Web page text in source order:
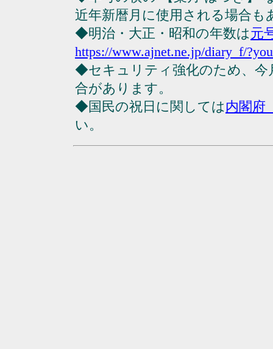
近年新暦月に使用される場合も
◆明治・大正・昭和の年数は元
https://www.ajnet.ne.jp/diary_f/
◆セキュリティ強化のため、今
合があります。
◆国民の祝日に関しては内閣府
い。